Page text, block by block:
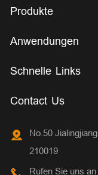
Produkte
Anwendungen
Schnelle Links
Contact Us
No.50
210019
Rufen Sie uns an